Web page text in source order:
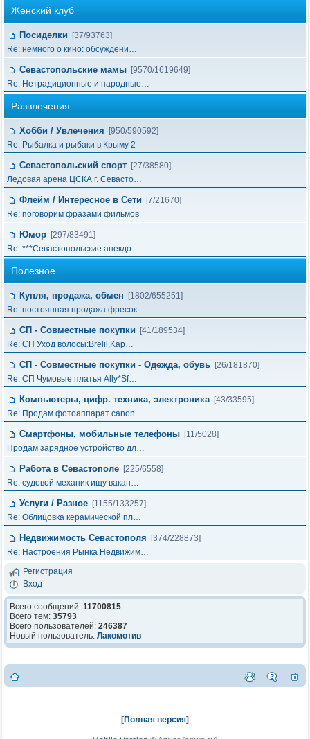
Женский клуб
Посиделки
[37/93763]
Re: немного о кино: обсуждени…
Севастопольские мамы [9570/1619649]
Re: Нетрадиционные и народные…
Развлечения
Хобби / Увлечения
[950/590592]
Re: Рыбалка и рыбаки в Крыму 2
Севастопольский спорт [27/38580]
Ледовая арена ЦСКА г. Севасто…
Флейм / Интересное в Cети
[7/21670]
Re: поговорим фразами фильмов
Юмор [297/83491]
Re: ***Севастопольские анекдо…
Полезное
Купля, продажа, обмен
[1802/655251]
Re: постоянная продажа фресок
СП - Совместные покупки
[41/189534]
Re: СП Уход волосы:Brelil,Kap…
СП - Совместные покупки - Одежда, обувь [26/181870]
Re: СП Чумовые платья Ally*Sf…
Компьютеры, цифр. техника, электроника [43/33595]
Re: Продам фотоаппарат canon …
Смартфоны, мобильные телефоны [11/5028]
Продам зарядное устройство дл…
Работа в Севастополе [225/6558]
Re: судовой механик ищу вакан…
Услуги / Разное [1155/133257]
Re: Облицовка керамической пл…
Недвижимость Севастополя
[374/228873]
Re: Настроения Рынка Недвижим…
Регистрация
Вход
Всего сообщений: 11700815
Всего тем: 35793
Всего пользователей: 246387
Новый пользователь: Лакомотив
[Полная версия]